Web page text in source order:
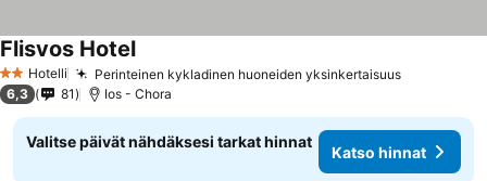
2 Tähtiluokitus
Hotelli Perinteinen kykladinen huoneiden yksinkertaisuus
Flisvos Hotel
6,3 81 Ios - Chora
Valitse päivät nähdäksesi tarkat hinnat
Katso hinnat